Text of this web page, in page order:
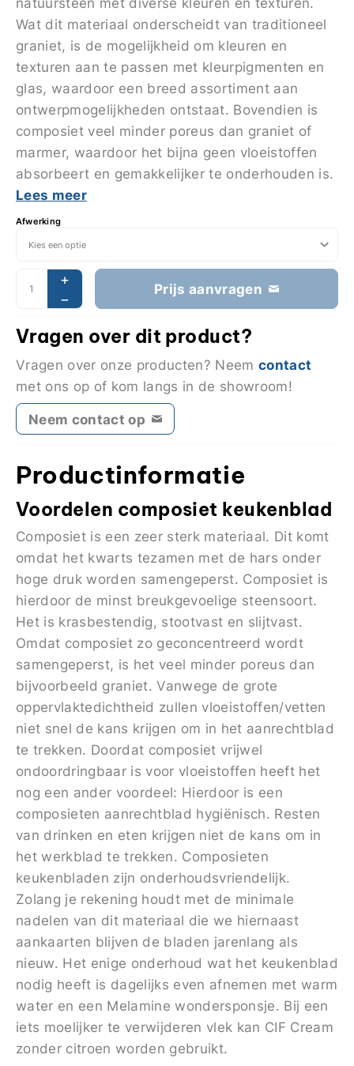
Wat dit materiaal onderscheidt van traditioneel
graniet, is de mogelijkheid om kleuren en
texturen aan te passen met kleurpigmenten en
glas, waardoor een breed assortiment aan
ontwerpmogelijkheden ontstaat. Bovendien is
composiet veel minder poreus dan graniet of
marmer, waardoor het bijna geen vloeistoffen
absorbeert en gemakkelijker te onderhouden is.
Lees meer
Afwerking
Prijs aanvragen
Vragen over dit product?
Vragen over onze producten? Neem contact
met ons op of kom langs in de showroom!
Neem contact op
Productinformatie
Voordelen composiet keukenblad
Composiet is een zeer sterk materiaal. Dit komt
omdat het kwarts tezamen met de hars onder
hoge druk worden samengeperst. Composiet is
hierdoor de minst breukgevoelige steensoort.
Het is krasbestendig, stootvast en slijtvast.
Omdat composiet zo geconcentreerd wordt
samengeperst, is het veel minder poreus dan
bijvoorbeeld graniet. Vanwege de grote
oppervlaktedichtheid zullen vloeistoffen/vetten
niet snel de kans krijgen om in het aanrechtblad
te trekken. Doordat composiet vrijwel
ondoordringbaar is voor vloeistoffen heeft het
nog een ander voordeel: Hierdoor is een
composieten aanrechtblad hygiënisch. Resten
van drinken en eten krijgen niet de kans om in
het werkblad te trekken. Composieten
keukenbladen zijn onderhoudsvriendelijk.
Zolang je rekening houdt met de minimale
nadelen van dit materiaal die we hiernaast
aankaarten blijven de bladen jarenlang als
nieuw. Het enige onderhoud wat het keukenblad
nodig heeft is dagelijks even afnemen met warm
water en een Melamine wondersponsje. Bij een
iets moelijker te verwijderen vlek kan CIF Cream
zonder citroen worden gebruikt.